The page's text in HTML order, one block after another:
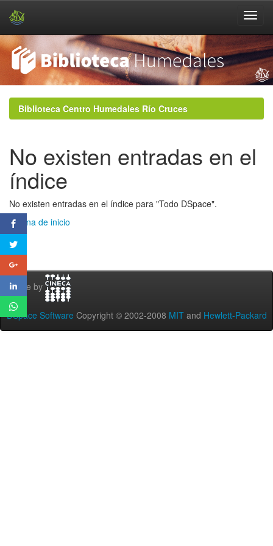
navigationBiblioteca Centro Humedales Río Cruces
No existen entradas en el
índice
No existen entradas en el índice para "Todo DSpace".
Página de inicio
Theme by
DSpace Software Copyright © 2002-2008 MIT and Hewlett-Packard